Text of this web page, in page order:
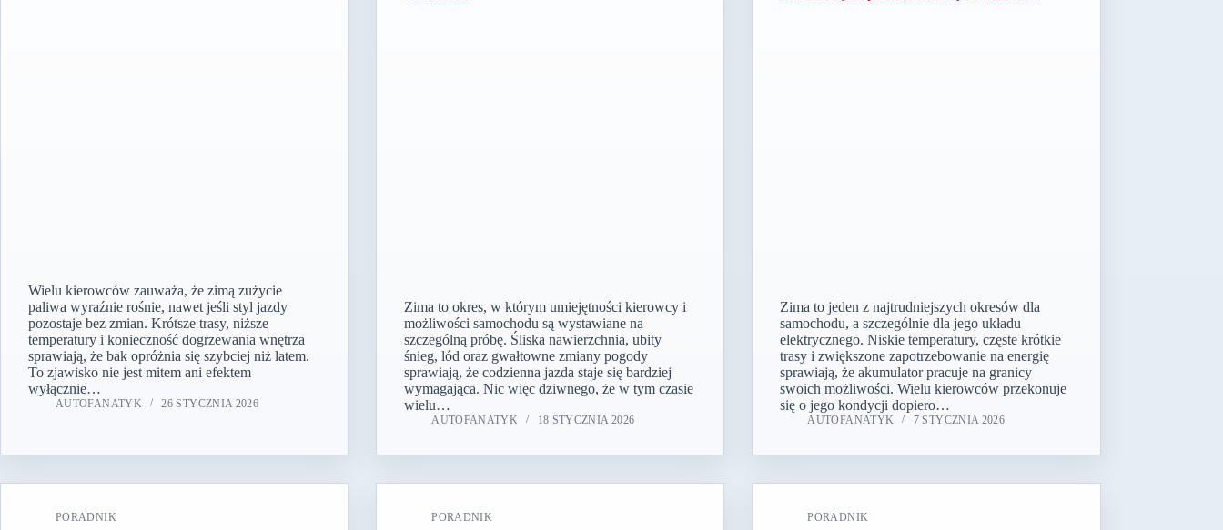
Wielu kierowców zauważa, że zimą zużycie
paliwa wyraźnie rośnie, nawet jeśli styl jazdy
pozostaje bez zmian. Krótsze trasy, niższe
temperatury i konieczność dogrzewania wnętrza
sprawiają, że bak opróżnia się szybciej niż latem.
To zjawisko nie jest mitem ani efektem
wyłącznie…
AUTOFANATYK 26 STYCZNIA 2026
Zima to okres, w którym umiejętności kierowcy i
możliwości samochodu są wystawiane na
szczególną próbę. Śliska nawierzchnia, ubity
śnieg, lód oraz gwałtowne zmiany pogody
sprawiają, że codzienna jazda staje się bardziej
wymagająca. Nic więc dziwnego, że w tym czasie
wielu…
AUTOFANATYK 18 STYCZNIA 2026
Zima to jeden z najtrudniejszych okresów dla
samochodu, a szczególnie dla jego układu
elektrycznego. Niskie temperatury, częste krótkie
trasy i zwiększone zapotrzebowanie na energię
sprawiają, że akumulator pracuje na granicy
swoich możliwości. Wielu kierowców przekonuje
się o jego kondycji dopiero…
AUTOFANATYK 7 STYCZNIA 2026
PORADNIK PORADNIK PORADNIK